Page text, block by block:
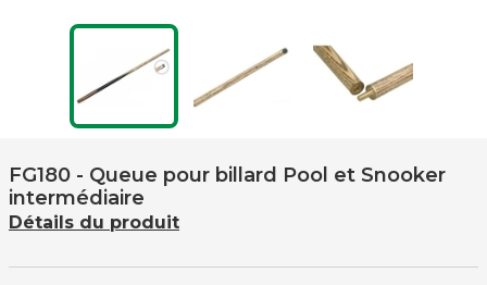
FG180 - Queue pour billard Pool et Snooker
intermédiaire
Détails du produit